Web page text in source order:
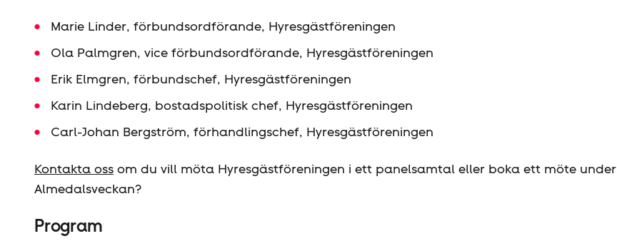
Marie Linder, förbundsordförande, Hyresgäst­föreningen
Ola Palmgren, vice förbundsordförande, Hyresgäst­föreningen
Erik Elmgren, förbundschef, Hyresgäst­föreningen
Karin Lindeberg, bostadspolitisk chef, Hyresgäst­föreningen
Carl-Johan Bergström, förhandlingschef, Hyresgäst­föreningen
Kontakta oss om du vill möta Hyresgäst­föreningen i ett panelsamtal eller boka ett möte under
Almedalsveckan?
Program